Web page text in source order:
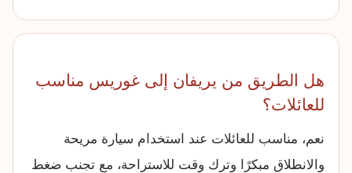
هل الطريق من يريفان إلى غوريس مناسب
للعائلات؟
نعم، مناسب للعائلات عند استخدام سيارة مريحة
والانطلاق مبكرًا وترك وقت للاستراحة، مع تجنب ضغط